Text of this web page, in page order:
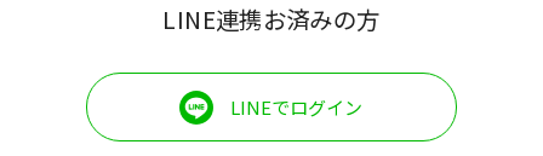
LINE連携お済みの方
LINEでログイン